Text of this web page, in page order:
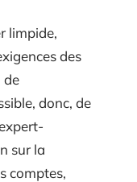
limpide,
des
de
donc, de
sur la
comptes,